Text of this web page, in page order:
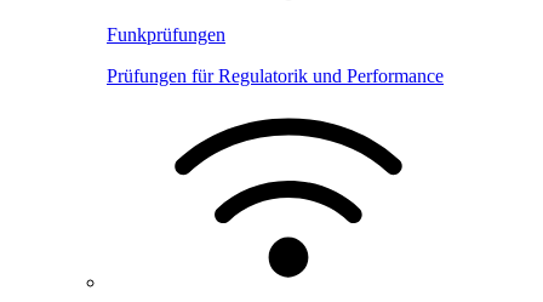
Funkprüfungen
Prüfungen für Regulatorik und Performance